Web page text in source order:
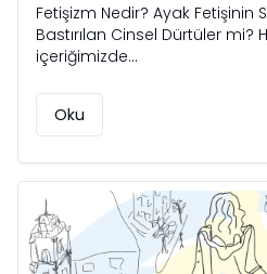
Fetişizm Nedir? Ayak Fetişinin
Bastırılan Cinsel Dürtüler mi?
içeriğimizde...
Oku